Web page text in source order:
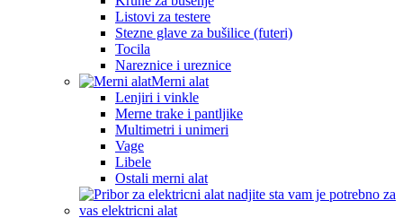
Listovi za testere
Stezne glave za bušilice (futeri)
Tocila
Nareznice i ureznice
Merni alat
Lenjiri i vinkle
Merne trake i pantljike
Multimetri i unimeri
Vage
Libele
Ostali merni alat